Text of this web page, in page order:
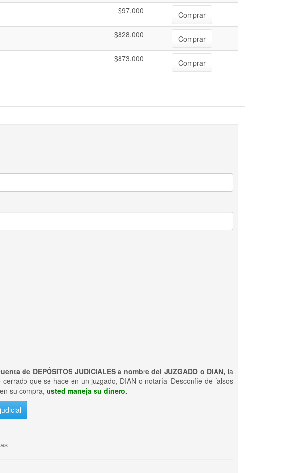
$97.000
Comprar
$828.000
Comprar
$873.000 Comprar
de DEPÓSITOS JUDICIALES a nombre del JUZGADO o DIAN, la
que se hace en un juzgado, DIAN o notaría. Desconfíe de falsos
su compra, usted maneja su dinero.